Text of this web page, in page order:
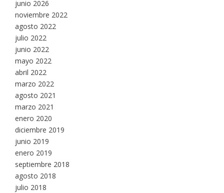
junio 2026
noviembre 2022
agosto 2022
julio 2022
junio 2022
mayo 2022
abril 2022
marzo 2022
agosto 2021
marzo 2021
enero 2020
diciembre 2019
junio 2019
enero 2019
septiembre 2018
agosto 2018
julio 2018